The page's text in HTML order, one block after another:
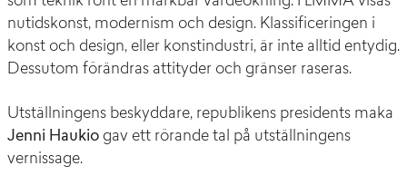
nutidskonst, modernism och design. Klassificeringen i
konst och design, eller konstindustri, är inte alltid entydig.
Dessutom förändras attityder och gränser raseras.
Utställningens beskyddare, republikens presidents maka
Jenni Haukio gav ett rörande tal på utställningens
vernissage.